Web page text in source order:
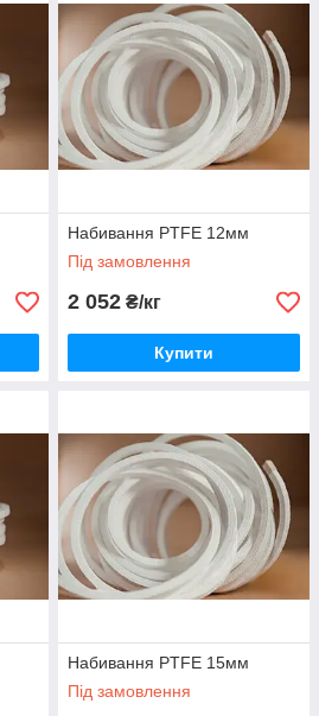
Набивання PTFE 12мм
Під замовлення
2 052 ₴/кг
Купити
Набивання PTFE 15мм
Під замовлення